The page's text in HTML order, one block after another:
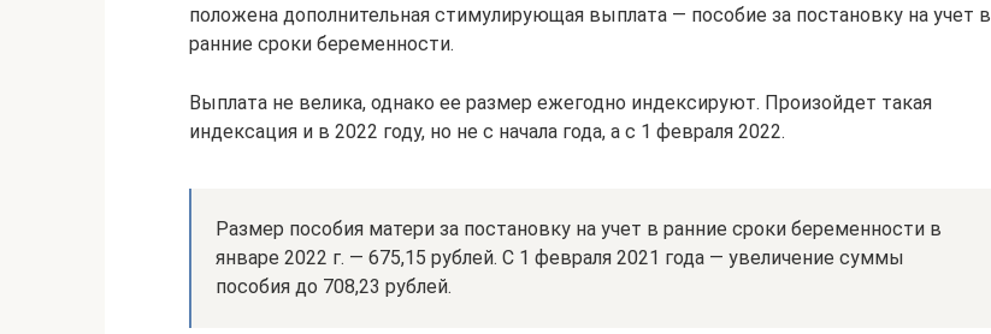
положена дополнительная стимулирующая выплата — пособие за постановку на учет в
ранние сроки беременности.
Выплата не велика, однако ее размер ежегодно индексируют. Произойдет такая
индексация и в 2022 году, но не с начала года, а с 1 февраля 2022.
Размер пособия матери за постановку на учет в ранние сроки беременности в
январе 2022 г. — 675,15 рублей. С 1 февраля 2021 года — увеличение суммы
пособия до 708,23 рублей.